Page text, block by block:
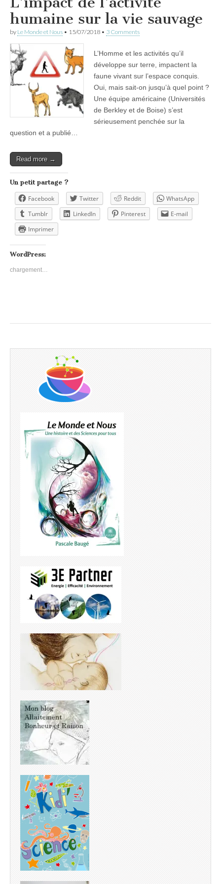
humaine sur la vie sauvage
by Le Monde et Nous • 15/07/2018 • 3 Comments
L’Homme et les activités qu’il
développe sur terre, impactent la
faune vivant sur l’espace conquis.
Oui, mais sait-on jusqu’à quel point ?
Une équipe américaine (Universités
de Berkley et de Boise) s’est
sérieusement penchée sur la
question et a publié…
Read more →
Un petit partage ?
Facebook Twitter Reddit
WhatsApp
Tumblr
LinkedIn Pinterest
E-mail
Imprimer
WordPress:
chargement…